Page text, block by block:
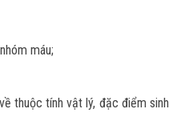
máu;
thuộc tính vật lý, đặc điểm